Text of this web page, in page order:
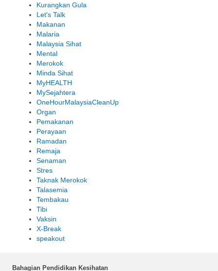
Kurangkan Gula
Let's Talk
Makanan
Malaria
Malaysia Sihat
Mental
Merokok
Minda Sihat
MyHEALTH
MySejahtera
OneHourMalaysiaCleanUp
Organ
Pemakanan
Perayaan
Ramadan
Remaja
Senaman
Stres
Taknak Merokok
Talasemia
Tembakau
Tibi
Vaksin
X-Break
speakout
Bahagian Pendidikan Kesihatan